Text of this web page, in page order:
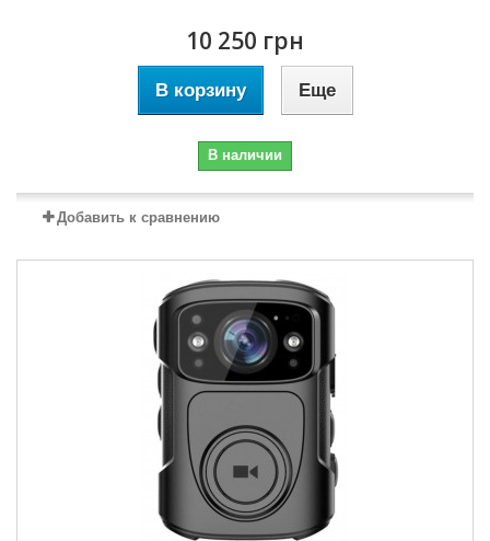
10 250 грн
В корзину Еще
В наличии
Добавить к сравнению